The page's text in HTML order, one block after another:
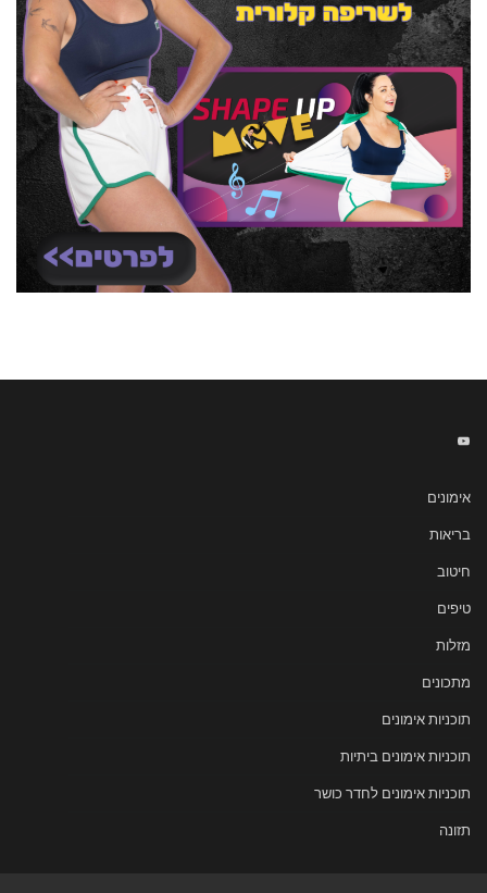
אימונים
בריאות
חיטוב
טיפים
מזלות
מתכונים
תוכניות אימונים
תוכניות אימונים ביתיות
תוכניות אימונים לחדר כושר
תזונה